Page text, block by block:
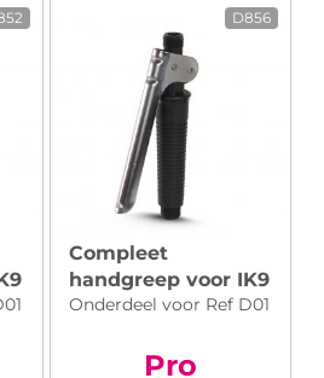
D856
Compleet
handgreep voor IK9
Onderdeel voor Ref D01
Pro